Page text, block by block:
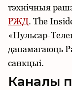
тэхнічныя
РЖД. The
«Пульсар-
дапамагаюць
санкцыі.
Каналы